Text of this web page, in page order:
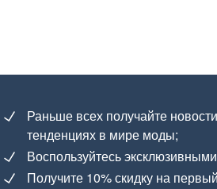
Раньше всех получайте
тенденциях в мире моды;
Воспользуйтесь
Получите 10% скидку на